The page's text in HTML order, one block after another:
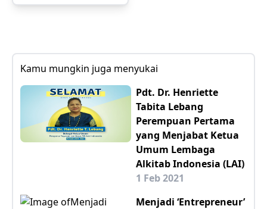
Kamu mungkin juga menyukai
Pdt. Dr. Henriette
Tabita Lebang
Perempuan Pertama
yang Menjabat Ketua
Umum Lembaga
Alkitab Indonesia (LAI)
1 Feb 2021
Menjadi ‘Entrepreneur’